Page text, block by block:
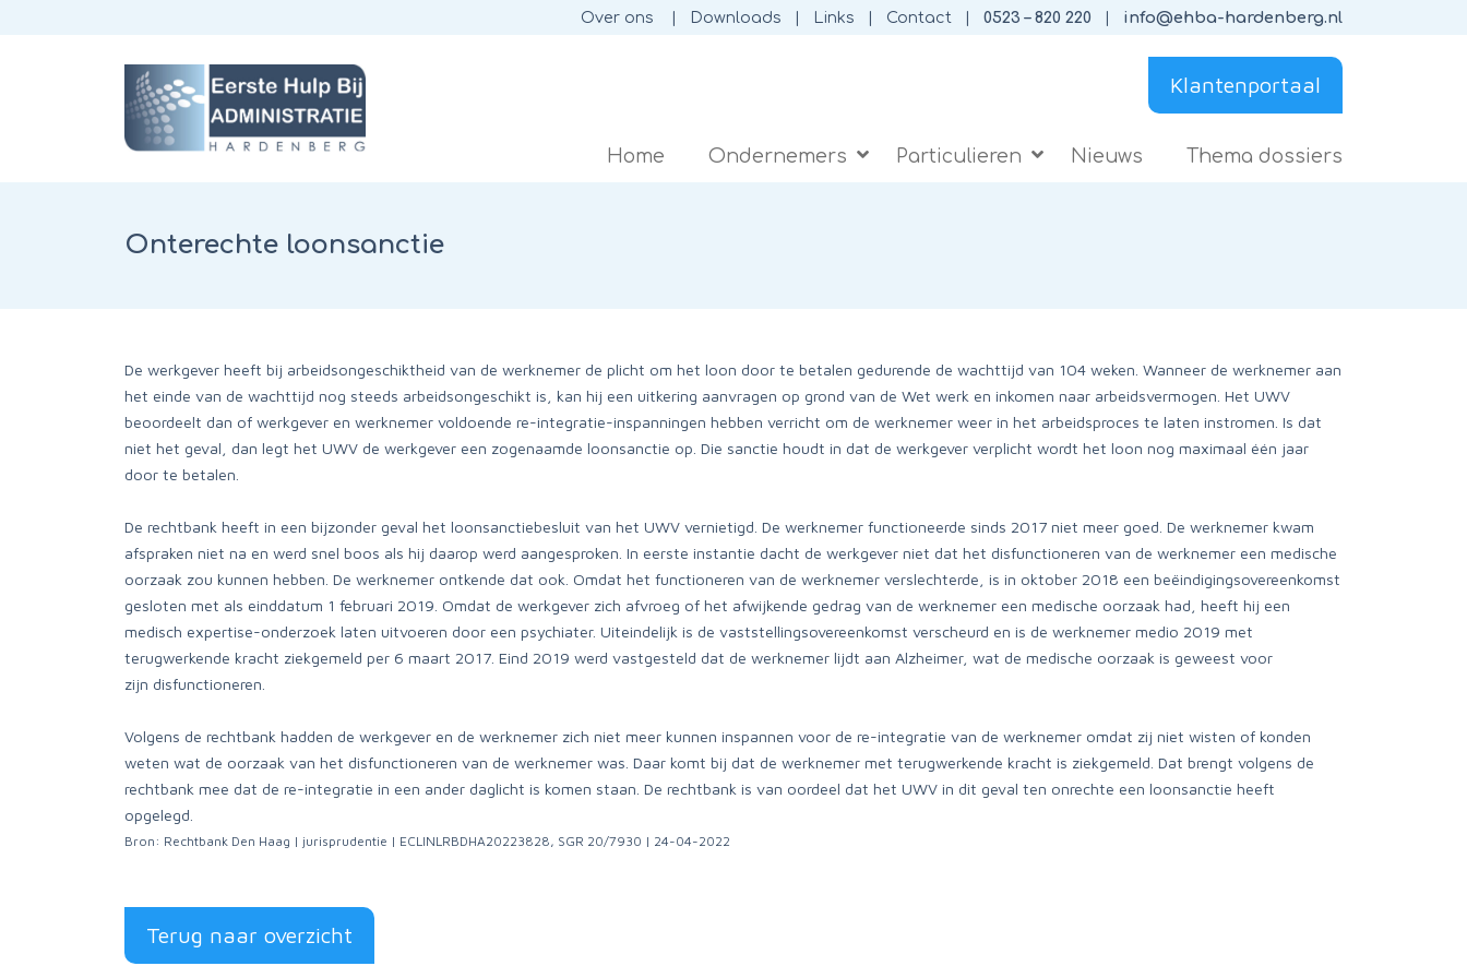
Over ons Downloads Links Contact 0523 – 820 220 info@ehba-hardenberg.nl
Klantenportaal
Home Ondernemers Particulieren Nieuws Thema dossiers
Onterechte loonsanctie
De werkgever heeft bij arbeidsongeschiktheid van de werknemer de plicht om het loon door te betalen gedurende de wachttijd van 104 weken. Wanneer de werknemer aan
het einde van de wachttijd nog steeds arbeidsongeschikt is, kan hij een uitkering aanvragen op grond van de Wet werk en inkomen naar arbeidsvermogen. Het UWV
beoordeelt dan of werkgever en werknemer voldoende re-integratie-inspanningen hebben verricht om de werknemer weer in het arbeidsproces te laten instromen. Is dat
niet het geval, dan legt het UWV de werkgever een zogenaamde loonsanctie op. Die sanctie houdt in dat de werkgever verplicht wordt het loon nog maximaal één jaar
door te betalen.
De rechtbank heeft in een bijzonder geval het loonsanctiebesluit van het UWV vernietigd. De werknemer functioneerde sinds 2017 niet meer goed. De werknemer kwam
afspraken niet na en werd snel boos als hij daarop werd aangesproken. In eerste instantie dacht de werkgever niet dat het disfunctioneren van de werknemer een medische
oorzaak zou kunnen hebben. De werknemer ontkende dat ook. Omdat het functioneren van de werknemer verslechterde, is in oktober 2018 een beëindigingsovereenkomst
gesloten met als einddatum 1 februari 2019. Omdat de werkgever zich afvroeg of het afwijkende gedrag van de werknemer een medische oorzaak had, heeft hij een
medisch expertise-onderzoek laten uitvoeren door een psychiater. Uiteindelijk is de vaststellingsovereenkomst verscheurd en is de werknemer medio 2019 met
terugwerkende kracht ziekgemeld per 6 maart 2017. Eind 2019 werd vastgesteld dat de werknemer lijdt aan Alzheimer, wat de medische oorzaak is geweest voor
zijn disfunctioneren.
Volgens de rechtbank hadden de werkgever en de werknemer zich niet meer kunnen inspannen voor de re-integratie van de werknemer omdat zij niet wisten of konden
weten wat de oorzaak van het disfunctioneren van de werknemer was. Daar komt bij dat de werknemer met terugwerkende kracht is ziekgemeld. Dat brengt volgens de
rechtbank mee dat de re-integratie in een ander daglicht is komen staan. De rechtbank is van oordeel dat het UWV in dit geval ten onrechte een loonsanctie heeft
opgelegd.
Bron: Rechtbank Den Haag | jurisprudentie | ECLINLRBDHA20223828, SGR 20/7930 | 24-04-2022
Terug naar overzicht